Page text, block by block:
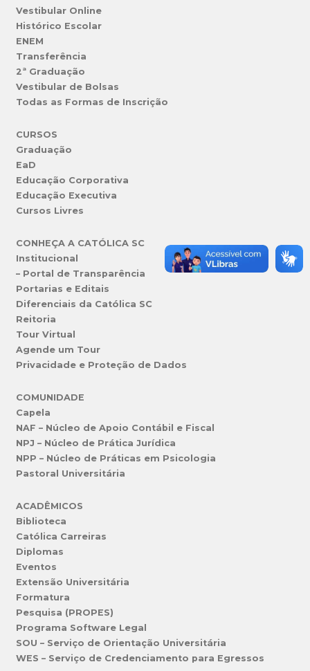
Vestibular Online
Histórico Escolar
ENEM
Transferência
2ª Graduação
Vestibular de Bolsas
Todas as Formas de Inscrição
CURSOS
Graduação
EaD
Educação Corporativa
Educação Executiva
Cursos Livres
CONHEÇA A CATÓLICA SC
Institucional
– Portal de Transparência
Portarias e Editais
Diferenciais da Católica SC
Reitoria
Tour Virtual
Agende um Tour
Privacidade e Proteção de Dados
COMUNIDADE
Capela
NAF – Núcleo de Apoio Contábil e Fiscal
NPJ – Núcleo de Prática Jurídica
NPP – Núcleo de Práticas em Psicologia
Pastoral Universitária
ACADÊMICOS
Biblioteca
Católica Carreiras
Diplomas
Eventos
Extensão Universitária
Formatura
Pesquisa (PROPES)
Programa Software Legal
SOU – Serviço de Orientação Universitária
WES – Serviço de Credenciamento para Egressos